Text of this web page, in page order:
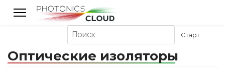
Оптические изоляторы